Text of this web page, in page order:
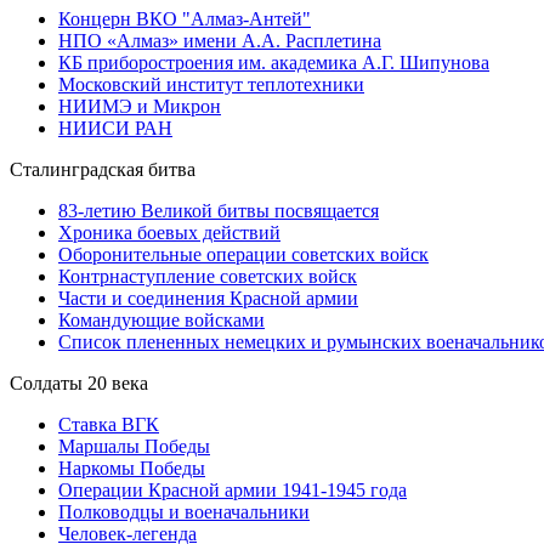
Концерн ВКО "Алмаз-Антей"
НПО «Алмаз» имени А.А. Расплетина
КБ приборостроения им. академика А.Г. Шипунова
Московский институт теплотехники
НИИМЭ и Микрон
НИИСИ РАН
Сталинградская битва
83-летию Великой битвы посвящается
Хроника боевых действий
Оборонительные операции советских войск
Контрнаступление советских войск
Части и соединения Красной армии
Командующие войсками
Список плененных немецких и румынских
Солдаты 20 века
Ставка ВГК
Маршалы Победы
Наркомы Победы
Операции Красной армии 1941-1945 года
Полководцы и военачальники
Человек-легенда